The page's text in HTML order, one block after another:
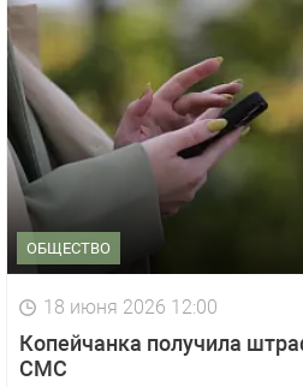
ОБЩЕСТВО
18 июня 2026 12:00
Копейчанка получила
СМС